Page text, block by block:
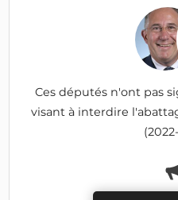
Ces députés n'ont pas
visant à interdire